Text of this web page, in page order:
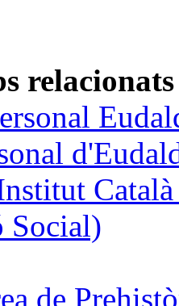
relacionats
Social)
de